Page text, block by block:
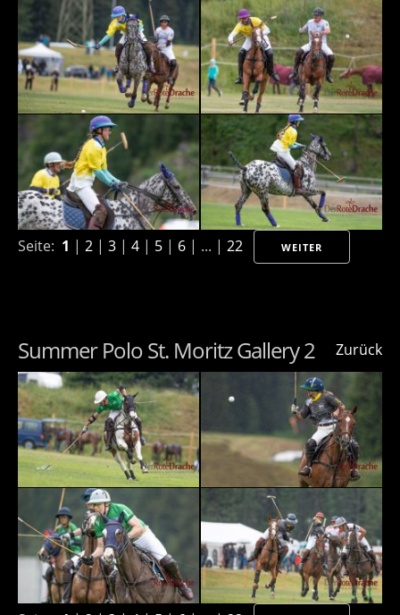
Seite: 1 | 2 | 3 | 4 | 5 | 6 | ... | 22 WEITER
Zurück
Summer Polo St. Moritz Gallery 2